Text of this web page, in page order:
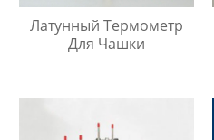
Латунный Термометр
Для Чашки